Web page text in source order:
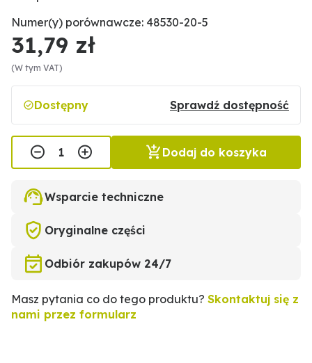
Numer(y) porównawcze: 48530-20-5
31,79 zł
(W tym VAT)
Dostępny Sprawdź dostępność
Dodaj do koszyka
Wsparcie techniczne
Oryginalne części
Odbiór zakupów 24/7
Masz pytania co do tego produktu? Skontaktuj się z
nami przez formularz